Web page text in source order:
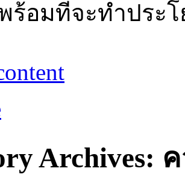
ร้อมที่จะทำประ
Archives: